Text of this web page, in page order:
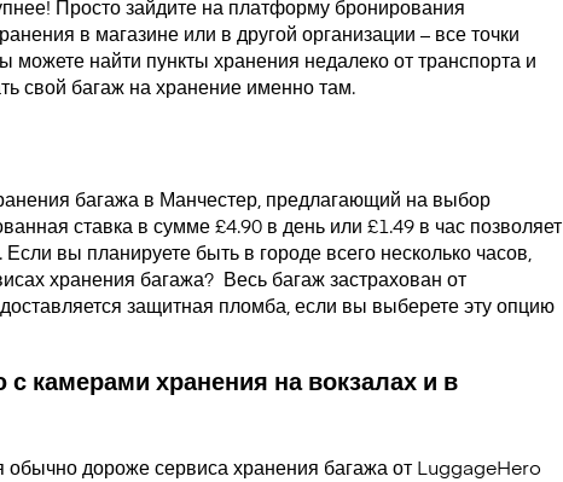
Просто зайдите на платформу бронирования
в магазине или в другой организации – все точки
найти пункты хранения недалеко от транспорта и
свой багаж на хранение именно там.
багажа в Манчестер, предлагающий на выбор
ставка в сумме £4.90 в день или £1.49 в час позволяет
вы планируете быть в городе всего несколько часов,
хранения багажа? Весь багаж застрахован от
защитная пломба, если вы выберете эту опцию
камерами хранения на вокзалах и в
дороже сервиса хранения багажа от LuggageHero